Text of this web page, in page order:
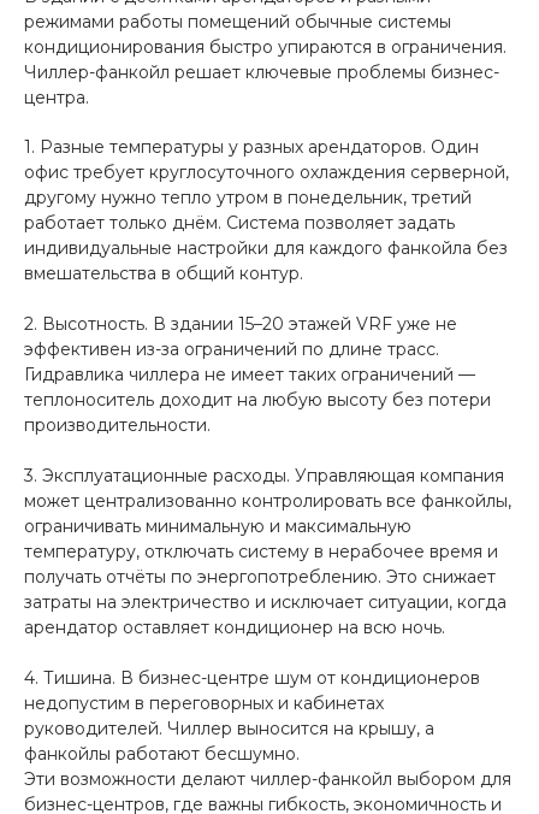
режимами работы помещений обычные системы
кондиционирования быстро упираются в ограничения.
Чиллер-фанкойл решает ключевые проблемы бизнес-
центра.
1. Разные температуры у разных арендаторов. Один
офис требует круглосуточного охлаждения серверной,
другому нужно тепло утром в понедельник, третий
работает только днём. Система позволяет задать
индивидуальные настройки для каждого фанкойла без
вмешательства в общий контур.
2. Высотность. В здании 15–20 этажей VRF уже не
эффективен из-за ограничений по длине трасс.
Гидравлика чиллера не имеет таких ограничений —
теплоноситель доходит на любую высоту без потери
производительности.
3. Эксплуатационные расходы. Управляющая компания
может централизованно контролировать все фанкойлы,
ограничивать минимальную и максимальную
температуру, отключать систему в нерабочее время и
получать отчёты по энергопотреблению. Это снижает
затраты на электричество и исключает ситуации, когда
арендатор оставляет кондиционер на всю ночь.
4. Тишина. В бизнес-центре шум от кондиционеров
недопустим в переговорных и кабинетах
руководителей. Чиллер выносится на крышу, а
фанкойлы работают бесшумно.
Эти возможности делают чиллер-фанкойл выбором для
бизнес-центров, где важны гибкость, экономичность и